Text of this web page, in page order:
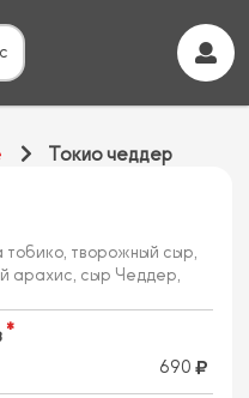
Токио чеддер
тобико, творожный сыр,
арахис, сыр Чеддер,
690